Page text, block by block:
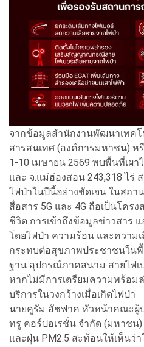
จากข้อมูลสำนักงานพัฒนาเทค
สารสนเทศ (องค์การมหาชน) ห
1-10 เมษายน 2569 พบพื้นที่เผา
และ จ.แม่ฮ่องสอน 243,318 ไร่
ไฟป่าในปีนี้อย่างชัดเจน ในสถา
สื่อสาร 5G และ 4G ถือเป็นโค
ชีวิต การเข้าถึงข้อมูลข่าวสาร
โดยไฟป่า ความร้อน และความ
กระทบต่อสุขภาพประชาชนใน
ฐาน อุปกรณ์ภาคสนาม สายไฟเ
หากไม่มีการเตรียมความพร้อม
บริการในวงกว้างเมื่อเกิดไฟป่า
นายคูรัม อัชฟาค หัวหน้าคณะผู้
ทรู คอร์ปอเรชั่น จำกัด (มหาชน
และฝุ่น PM2.5 สะท้อนให้เห็นว่